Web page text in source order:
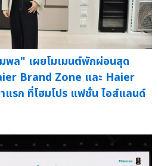
พล" เผยโมเมนต์พักผ่อนสุด
Brand Zone และ Haier
รก ที่โฮมโปร แฟชั่น ไอส์แลนด์